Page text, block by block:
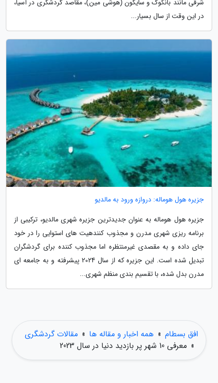
شرقی مانند بانکوک و سایگون (هوشی مین)، مقاصد گردشگری در آسیا،
در این وقت از سال بسیار...
جزیره هول هوماله: دروازه ورود به مالدیو
جزیره هول هوماله به عنوان جدیدترین جزیره شهری مالدیو، ترکیبی از
برنامه ریزی شهری مدرن و مجذوب کنندهیت های استوایی را در خود
جای داده و به مقصدی غیرمنتظره اما مجذوب کننده برای گردشگران
تبدیل شده است. این جزیره که از سال 2024 پیشرفته و به جامعه ای
مدرن بدل شده، با تقسیم بندی منظم شهری...
افق بسطام » همه اخبار و مقاله ها » مقالات گردشگری
» معرفی 10 شهر پر بازدید دنیا در سال 2023